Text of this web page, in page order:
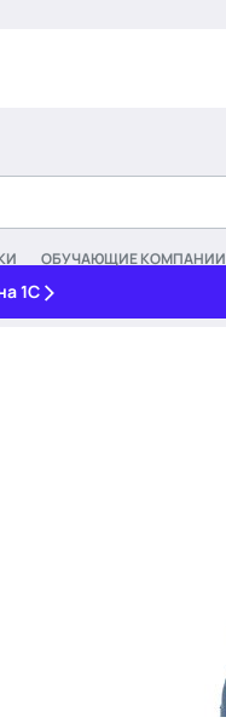
1С
ОБУЧАЮЩИЕ КОМПАНИИ